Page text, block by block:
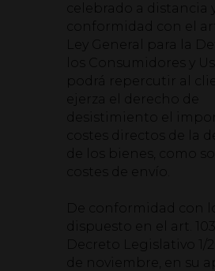
celebrado a distancia y
conformidad con el
Ley General para la
los Consumidores y
podrá repercutir al
ejerza el derecho de
desistimiento el
costes directos de la
de los bienes, como
costes de envío.
De conformidad con lo
dispuesto en el art.
Decreto Legislativo 1/
de noviembre, en su